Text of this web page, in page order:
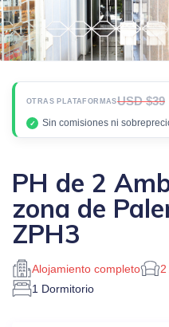
OTRAS PLATAFORMASUSD $39
✓ Sin comisiones ni
PH de 2
zona de
ZPH3
Alojamiento completo
1 Dormitorio